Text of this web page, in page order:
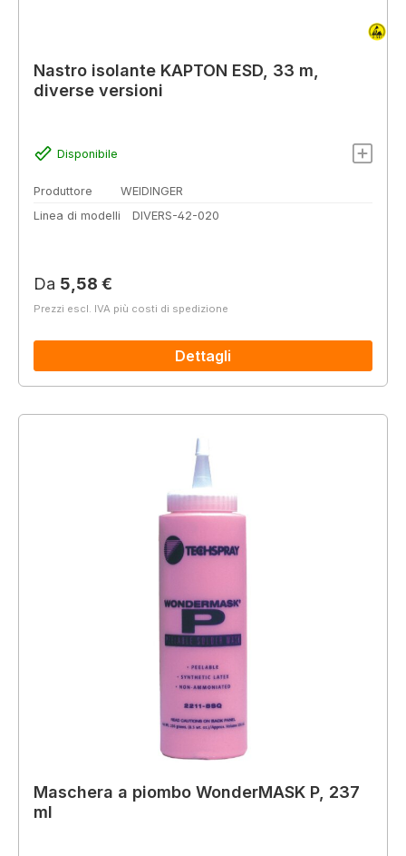
Nastro isolante KAPTON ESD, 33 m,
diverse versioni
Disponibile
Produttore
WEIDINGER
Linea di modelli
DIVERS-42-020
Prezzo normale:
Da 5,58 €
Prezzi escl. IVA più costi di spedizione
Dettagli
Maschera a piombo WonderMASK P, 237
ml